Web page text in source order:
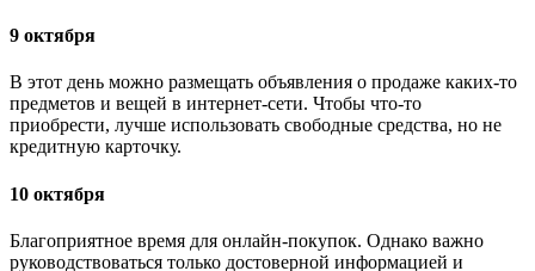
9 октября
В этот день можно размещать объявления о продаже каких-то
предметов и вещей в интернет-сети. Чтобы что-то
приобрести, лучше использовать свободные средства, но не
кредитную карточку.
10 октября
Благоприятное время для онлайн-покупок. Однако важно
руководствоваться только достоверной информацией и